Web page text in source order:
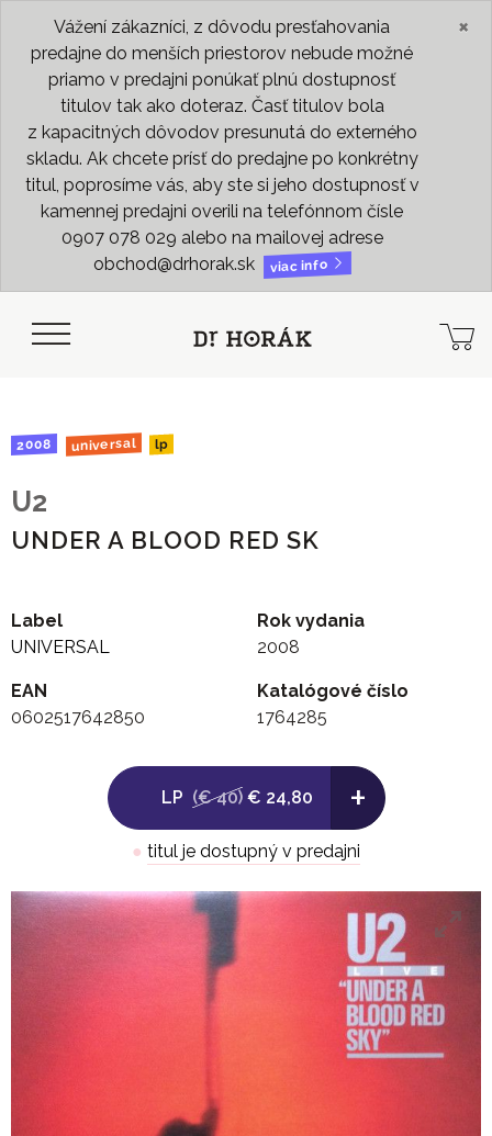
Vážení zákazníci, z dôvodu presťahovania
predajne do menších priestorov nebude možné
priamo v predajni ponúkať plnú dostupnosť
titulov tak ako doteraz. Časť titulov bola
z kapacitných dôvodov presunutá do externého
skladu. Ak chcete prísť do predajne po konkrétny
titul, poprosíme vás, aby ste si jeho dostupnosť v
kamennej predajni overili na telefónnom čísle
0907 078 029 alebo na mailovej adrese
obchod@drhorak.sk
viac info
×
2008 universal lp
U2
UNDER A BLOOD RED SK
Label
UNIVERSAL
Rok vydania
2008
EAN
0602517642850
Katalógové číslo
1764285
LP (€ 40) € 24,80 +
● titul je dostupný v predajni